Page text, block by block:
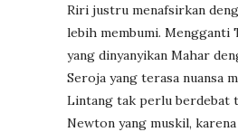
Riri justru menafsirkan
lebih membumi. Mengganti
yang dinyanyikan Mahar
Seroja yang terasa nuansa
Lintang tak perlu berdebat
Newton yang muskil,